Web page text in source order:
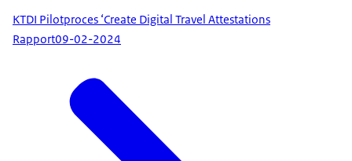
KTDI Pilotproces ‘Create Digital Travel Attestations
Rapport09-02-2024